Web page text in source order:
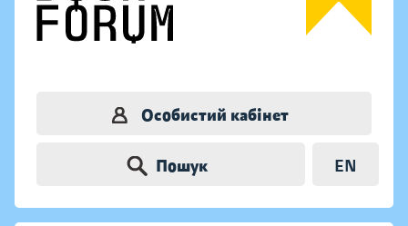
Особистий кабінет
Пошук EN